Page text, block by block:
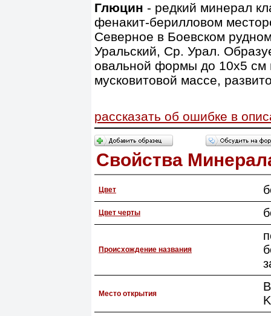
Глюцин - редкий минерал
фенакит-берилловом
Северное в Боевском
Уральский, Ср. Урал.
овальной формы до 10х5 см
мусковитовой массе,
рассказать об ошибке в
Свойства
Цвет
Цвет черты
Происхождение названия
Место открытия